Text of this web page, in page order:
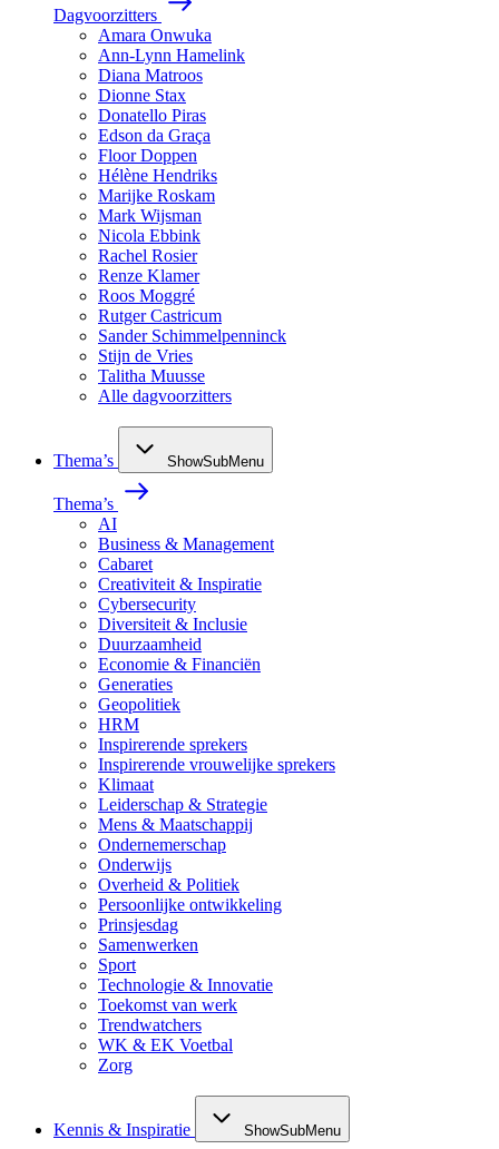
Dagvoorzitters
Amara Onwuka
Ann-Lynn Hamelink
Diana Matroos
Dionne Stax
Donatello Piras
Edson da Graça
Floor Doppen
Hélène Hendriks
Marijke Roskam
Mark Wijsman
Nicola Ebbink
Rachel Rosier
Renze Klamer
Roos Moggré
Rutger Castricum
Sander Schimmelpenninck
Stijn de Vries
Talitha Muusse
Alle dagvoorzitters
Thema’s ShowSubMenu
Thema’s
AI
Business & Management
Cabaret
Creativiteit & Inspiratie
Cybersecurity
Diversiteit & Inclusie
Duurzaamheid
Economie & Financiën
Generaties
Geopolitiek
HRM
Inspirerende sprekers
Inspirerende vrouwelijke sprekers
Klimaat
Leiderschap & Strategie
Mens & Maatschappij
Ondernemerschap
Onderwijs
Overheid & Politiek
Persoonlijke ontwikkeling
Prinsjesdag
Samenwerken
Sport
Technologie & Innovatie
Toekomst van werk
Trendwatchers
WK & EK Voetbal
Zorg
Kennis & Inspiratie ShowSubMenu